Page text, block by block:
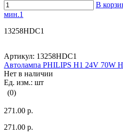
В
мин.1
13258HDC1
Артикул: 13258HDC1
Автолампа PHILIPS H1 24V 70W
Нет в наличии
Ед. изм.: шт
(0)
271.00 р.
271.00 р.